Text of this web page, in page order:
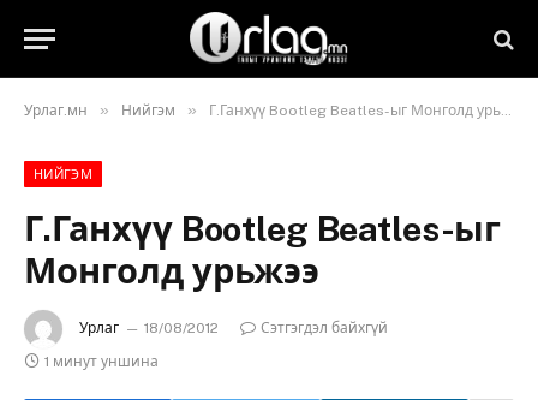
Урлаг.мн » Нийгэм » Г.Ганхүү Bootleg Beatles-ыг Монголд урьжээ
НИЙГЭМ
Г.Ганхүү Bootleg Beatles-ыг
Монголд урьжээ
Урлаг 18/08/2012
Сэтгэгдэл байхгүй
1 минут уншина